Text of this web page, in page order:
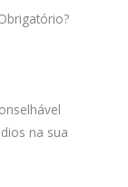
na sua